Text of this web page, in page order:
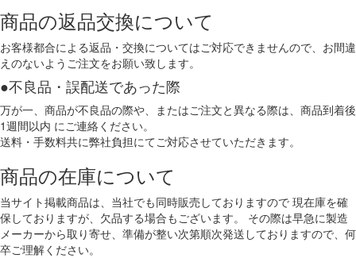
商品の返品交換について
お客様都合による返品・交換についてはご対応できませんので、お間違
えのないようご注文をお願い致します。
●不良品・誤配送であった際
万が一、商品が不良品の際や、またはご注文と異なる際は、 商品到着後
1週間以内 にご連絡ください。
送料・手数料共に弊社負担にてご対応させていただきます。
商品の在庫について
当サイト掲載商品は、当社でも同時販売しておりますので 現在庫を確
保しておりますが、欠品する場合もございます。 その際は早急に製造
メーカーから取り寄せ、準備が整い次第順次発送しておりますので、何
卒ご理解ください。